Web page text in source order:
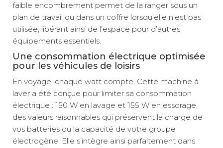
faible encombrement permet de la ranger sous un
plan de travail ou dans un coffre lorsqu’elle n’est pas
utilisée, libérant ainsi de l’espace pour d’autres
équipements essentiels.
Une consommation électrique optimisée
pour les véhicules de loisirs
En voyage, chaque watt compte. Cette machine à
laver a été conçue pour limiter sa consommation
électrique : 150 W en lavage et 155 W en essorage,
des valeurs raisonnables qui préservent la charge de
vos batteries ou la capacité de votre groupe
électrogène. Elle s’intègre ainsi parfaitement dans